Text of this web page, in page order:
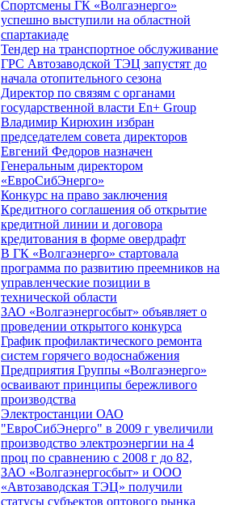
Спортсмены ГК «Волгаэнерго»
успешно выступили на областной
спартакиаде
Тендер на транспортное обслуживание
ГРС Автозаводской ТЭЦ запустят до
начала отопительного сезона
Директор по связям с органами
государственной власти En+ Group
Владимир Кирюхин избран
председателем совета директоров
Евгений Федоров назначен
Генеральным директором
«ЕвроСибЭнерго»
Конкурс на право заключения
Кредитного соглашения об открытие
кредитной линии и договора
кредитования в форме овердрафт
В ГК «Волгаэнерго» стартовала
программа по развитию преемников на
управленческие позиции в
технической области
ЗАО «Волгаэнергосбыт» объявляет о
проведении открытого конкурса
График профилактического ремонта
систем горячего водоснабжения
Предприятия Группы «Волгаэнерго»
осваивают принципы бережливого
производства
Электростанции ОАО
"ЕвроСибЭнерго" в 2009 г увеличили
производство электроэнергии на 4
проц по сравнению с 2008 г до 82,
ЗАО «Волгаэнергосбыт» и ООО
«Автозаводская ТЭЦ» получили
статусы субъектов оптового рынка